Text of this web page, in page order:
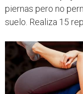
piernas pero no
suelo. Realiza 15